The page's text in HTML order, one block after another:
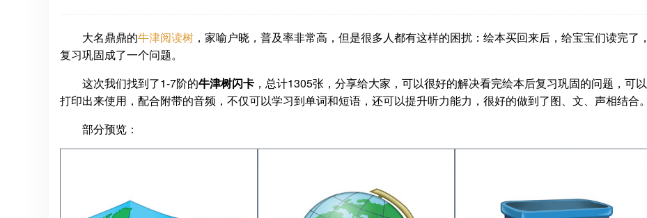
大名鼎鼎的牛津阅读树 ，家喻户晓，普及率非常高，但是很多人都有这样的困扰：绘本买回来后，给宝宝们读完了，
复习巩固成了一个问题。
这次我们找到了1-7阶的牛津树闪卡 ，总计1305张，分享给大家，可以很好的解决看完绘本后复习巩固的问题，可以
打印出来使用，配合附带的音频，不仅可以学习到单词和短语，还可以提升听力能力，很好的做到了图、文、声相结合。
部分预览：